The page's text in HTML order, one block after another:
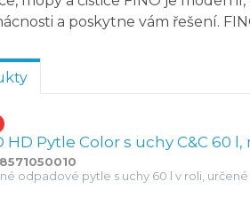
a poskytne vám řešení.
HD Pytle Color s uchy C&C 60 l,
8571050010
odpadové pytle s uchy 60 l v roli,